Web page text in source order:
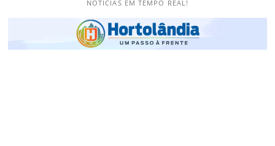
NOTÍCIAS EM TEMPO REAL!